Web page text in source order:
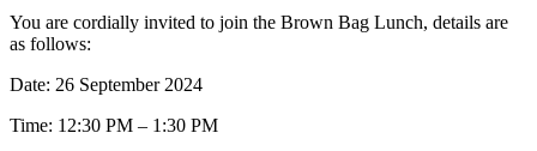
You are cordially invited to join the Brown Bag Lunch, details are
as follows:
Date: 26 September 2024
Time: 12:30 PM – 1:30 PM